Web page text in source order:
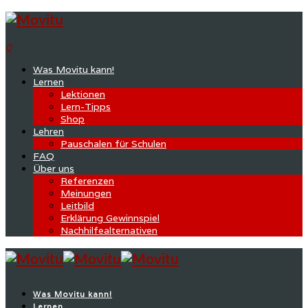
0
Was Movitu kann!
Lernen
Lektionen
Lern-Tipps
Shop
Lehren
Pauschalen für Schulen
FAQ
Über uns
Referenzen
Meinungen
Leitbild
Erklärung Gewinnspiel
Nachhilfealternativen
Was Movitu kann!